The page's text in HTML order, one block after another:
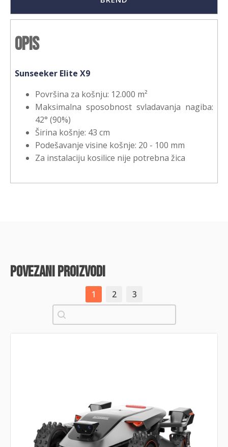
Opis
Sunseeker Elite X9
Površina za košnju: 12.000 m²
Maksimalna sposobnost svladavanja nagiba:
42° (90%)
Širina košnje: 43 cm
Podešavanje visine košnje: 20 - 100 mm
Za instalaciju kosilice nije potrebna žica
povezani proizvodi
1 2
3
Pretraži